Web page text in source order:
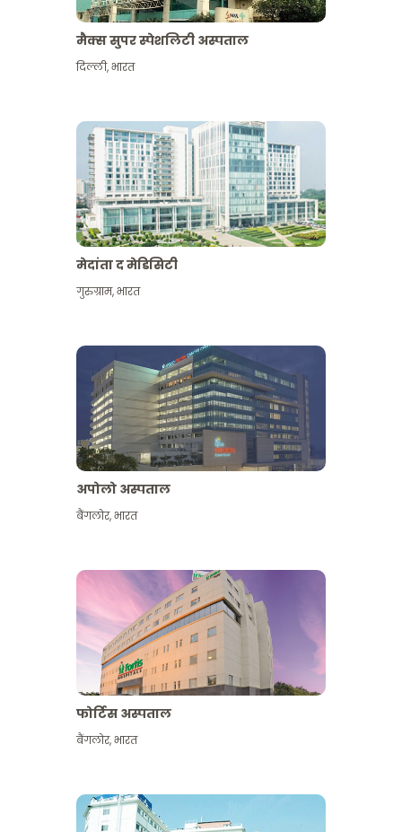
मैक्स सुपर स्पेशलिटी अस्पताल
दिल्ली,भारत
मेदांता द मेडिसिटी
गुरुग्राम,भारत
अपोलो अस्पताल
बैंगलोर,भारत
फोर्टिस अस्पताल
बैंगलोर,भारत